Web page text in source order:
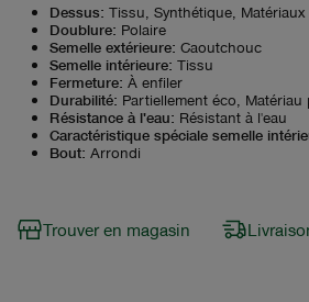
Dessus: Tissu, Synthétique, Matériaux
Doublure: Polaire
Semelle extérieure: Caoutchouc
Semelle intérieure: Tissu
Fermeture: À enfiler
Durabilité: Partiellement éco,
Résistance à l'eau: Résistant à l'eau
Caractéristique spéciale semelle
Bout: Arrondi
Trouver en magasin